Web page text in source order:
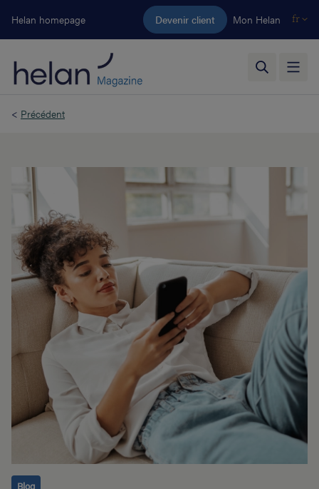
Aller au contenu principal
Helan homepage Devenir client Mon Helan fr
< Précédent
Blog